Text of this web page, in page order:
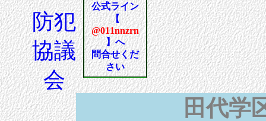
防犯
協議
会
公式ライン
【
@011nnzrn
】へ
問合せくだ
さい
田代学